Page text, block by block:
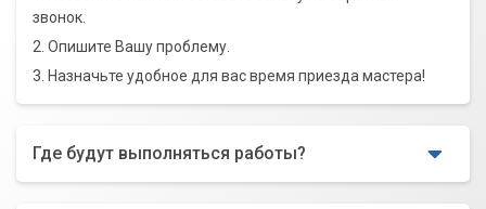
звонок.
2. Опишите Вашу проблему.
3. Назначьте удобное для вас время приезда мастера!
Где будут выполняться работы?